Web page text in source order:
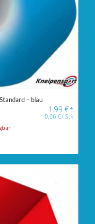
– blau
1,99€*
0,66€/Stk